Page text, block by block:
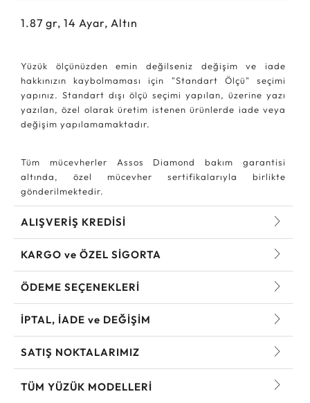
1.87 gr, 14 Ayar, Altın
Yüzük ölçünüzden emin değilseniz değişim ve iade
hakkınızın kaybolmaması için "Standart Ölçü" seçimi
yapınız. Standart dışı ölçü seçimi yapılan, üzerine yazı
yazılan, özel olarak üretim istenen ürünlerde iade veya
değişim yapılamamaktadır.
Tüm mücevherler Assos Diamond bakım garantisi
altında, özel mücevher sertifikalarıyla birlikte
gönderilmektedir.
ALIŞVERİŞ KREDİSİ
KARGO ve ÖZEL SİGORTA
ÖDEME SEÇENEKLERİ
İPTAL, İADE ve DEĞİŞİM
SATIŞ NOKTALARIMIZ
TÜM YÜZÜK MODELLERI